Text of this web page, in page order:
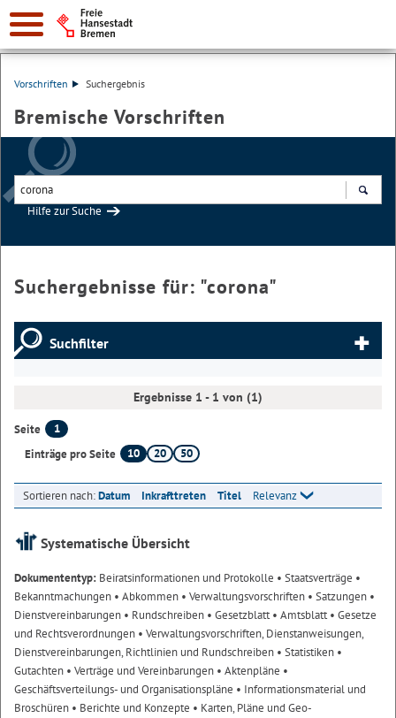
Vorschriften Suchergebnis
Bremische Vorschriften
Hilfe zur Suche
Suchergebnisse für: "corona"
Suchfilter
Ergebnisse 1 - 1 von (1)
Seite
1
Einträge pro Seite
10 20 50
Sortieren nach:Datum Inkrafttreten Titel Relevanz
Systematische Übersicht
Dokumententyp: Beiratsinformationen und Protokolle • Staatsverträge •
Bekanntmachungen • Abkommen • Verwaltungsvorschriften • Satzungen •
Dienstvereinbarungen • Rundschreiben • Gesetzblatt• Amtsblatt• Gesetze
und Rechtsverordnungen • Verwaltungsvorschriften, Dienstanweisungen,
Dienstvereinbarungen, Richtlinien und Rundschreiben • Statistiken •
Gutachten • Verträge und Vereinbarungen • Aktenpläne •
Geschäftsverteilungs- und Organisationspläne • Informationsmaterial und
Broschüren • Berichte und Konzepte • Karten, Pläne und Geo-